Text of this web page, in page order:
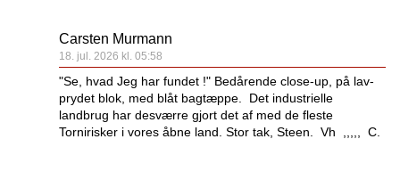
Carsten Murmann
18. jul. 2026 kl. 05:58
"Se, hvad Jeg har fundet !" Bedårende close-up, på lav-
prydet blok, med blåt bagtæppe. Det industrielle
landbrug har desværre gjort det af med de fleste
Tornirisker i vores åbne land. Stor tak, Steen. Vh ,,,,, C.